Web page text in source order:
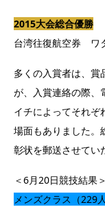
2015大会総合優勝
台湾往復航空券 ワ
多くの入賞者は、賞
が、入賞連絡の際、
イチによってそれぞ
場面もありました。
彰状を郵送させてい
＜6月20日競技結果
メンズクラス（229人